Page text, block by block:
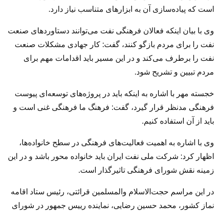
است که پیاده‌سازی آن به ابزارهای متناسب نیاز دارد.
وی با بیان اینکه فعالان فرهنگی نفت می‌توانند دستاوردهای صنعت
نفت را برای مردم بازگو کنند، گفت: کار جهادی مشکلات صنعت
نفت را برطرف می‌کند و در این مسیر باید اقدامات مهم برای
مردم تبیین و تشریح شود.
خجسته مهر با اشاره به اینکه باید در پروژه‌های توسعه‌ای پیوست
فرهنگی مدنظر قرار گیرد، گفت: فرهنگ ما فرهنگی غنی است و
باید از آن استفاده کنیم.
وی با اشاره به اهمیت فعالیت‌های فرهنگی در سطح خانواده‌ها،
اظهار کرد: شرکت ملی نفت ایران باید خانواده محور باشد و در این
زمینه نقش شورای فرهنگی تاثیرگذار است.
در این مراسم حجت‌الاسلام والمسلمین قرائتی، رئیس ستاد اقامه
نماز کشور، محمد حسین رضایی، نماینده رییس‌ جمهور در شورای